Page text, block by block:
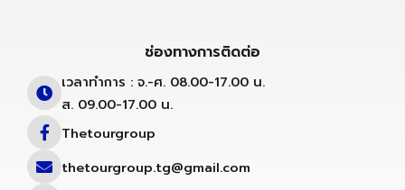
ช่องทางการติดต่อ
เวลาทำการ : จ.-ศ. 08.00-17.00 น.
ส. 09.00-17.00 น.
Thetourgroup
thetourgroup.tg@gmail.com